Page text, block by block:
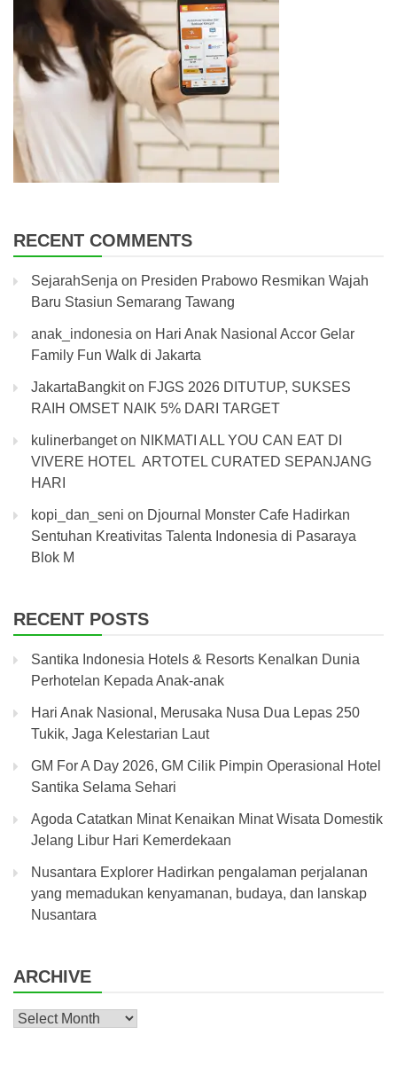
RECENT COMMENTS
SejarahSenja on Presiden Prabowo Resmikan Wajah
Baru Stasiun Semarang Tawang
anak_indonesia on Hari Anak Nasional Accor Gelar
Family Fun Walk di Jakarta
JakartaBangkiton FJGS 2026 DITUTUP, SUKSES
RAIH OMSET NAIK 5% DARI TARGET
kulinerbangeton NIKMATI ALL YOU CAN EAT DI
VIVERE HOTEL ARTOTEL CURATED SEPANJANG
HARI
kopi_dan_seni on Djournal Monster Cafe Hadirkan
Sentuhan Kreativitas Talenta Indonesia di Pasaraya
Blok M
RECENT POSTS
Santika Indonesia Hotels & Resorts Kenalkan Dunia
Perhotelan Kepada Anak-anak
Hari Anak Nasional, Merusaka Nusa Dua Lepas 250
Tukik, Jaga Kelestarian Laut
GM For A Day 2026, GM Cilik Pimpin Operasional Hotel
Santika Selama Sehari
Agoda Catatkan Minat Kenaikan Minat Wisata Domestik
Jelang Libur Hari Kemerdekaan
Nusantara Explorer Hadirkan pengalaman perjalanan
yang memadukan kenyamanan, budaya, dan lanskap
Nusantara
ARCHIVE
Archive